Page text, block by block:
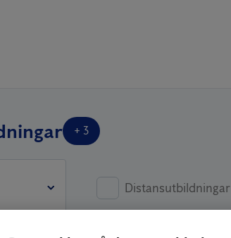
brandskydd
+ 3
Distansutbildningar